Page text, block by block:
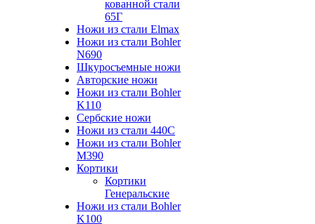
кованной стали
65Г
Ножи из стали Elmax
Ножи из стали Bohler
N690
Шкуросъемные ножи
Авторские ножи
Ножи из стали Bohler
K110
Сербские ножи
Ножи из стали 440С
Ножи из стали Bohler
M390
Кортики
Кортики
Генеральские
Ножи из стали Bohler
K100